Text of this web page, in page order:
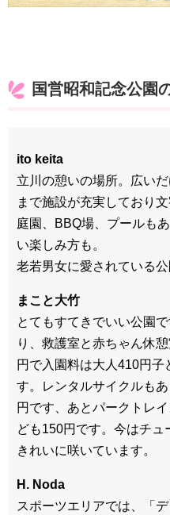
国営昭和記念公園
ito keita
立川の憩いの場所。広い
まで施設が充実しており
庭園、BBQ場、プールも
い楽しみ方も。
老若男女に愛されている公
まこと大竹
とてもすてきでいい公園
り、救護室と赤ちゃん休
円で入園料は大人410円
す。レンタルサイクルも
円です、あとパークトレ
ども150円です。今はチ
きれいに咲いています。
H. Noda
スポーツエリアでは、「